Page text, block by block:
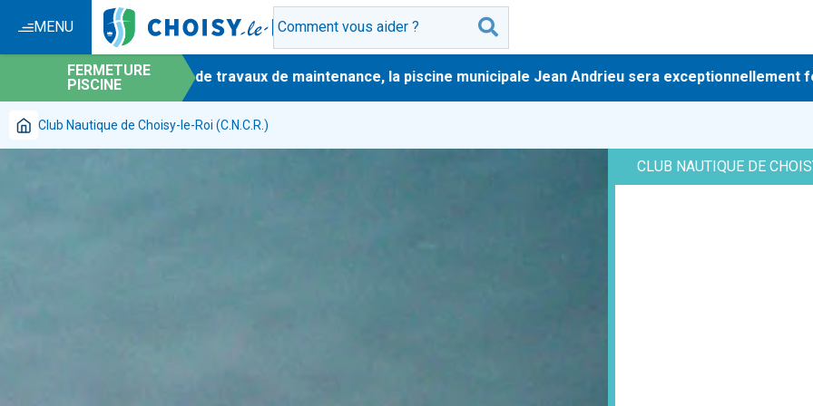
MENU
FERMETURE
PISCINE
-En raison de travaux de maintenance, la piscine municipale Jean Andrieu sera exceptionnellement
Club Nautique de Choisy-le-Roi (C.N.C.R.)
CLUB NAUTIQUE DE